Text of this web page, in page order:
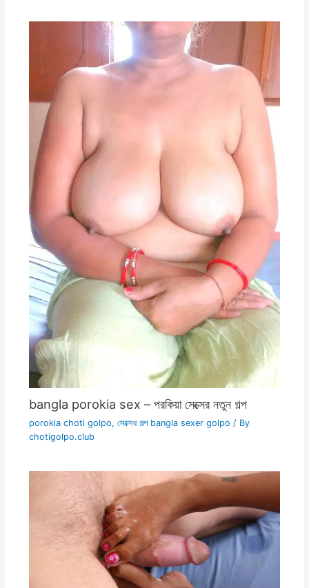
bangla porokia sex – পরকিয়া সেক্সের নতুন গল্প
porokia choti golpo, সেক্সের গল্প bangla sexer golpo / By
chotigolpo.club